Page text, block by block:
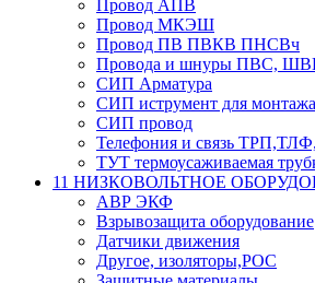
Провод АПВ
Провод МКЭШ
Провод ПВ ПВКВ ПНСВч
Провода и шнуры ПВС,
СИП Арматура
СИП иструмент для монтажа
СИП провод
Телефония и связь
ТУТ термоусаживаемая
11 НИЗКОВОЛЬТНОЕ
АВР ЭКФ
Взрывозащита оборудование
Датчики движения
Другое, изоляторы,РОС